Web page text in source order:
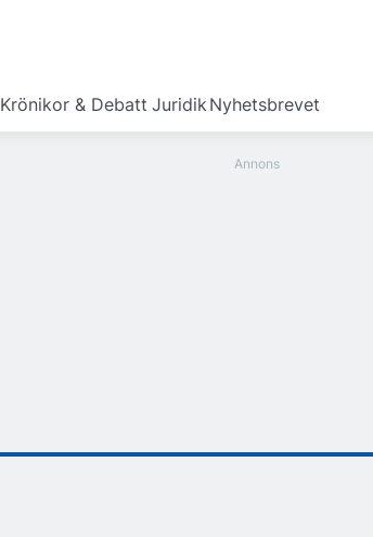
Krönikor & Debatt JuridikNyhetsbrevet